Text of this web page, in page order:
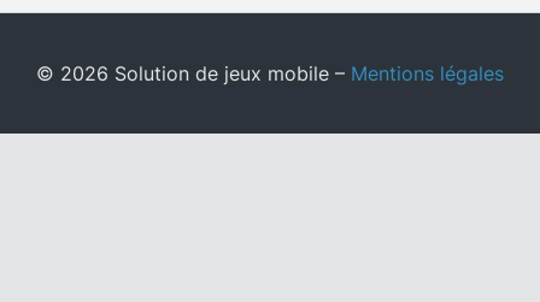
© 2026 Solution de jeux mobile – Mentions légales